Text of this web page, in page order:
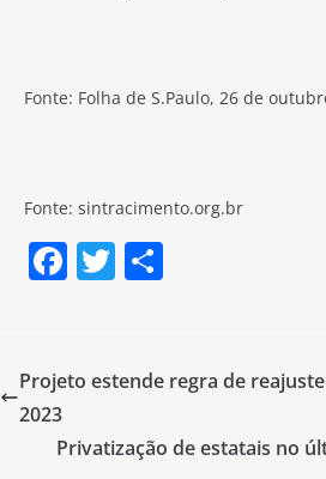
Fonte: Folha de S.Paulo, 26 de
Fonte: sintracimento.org.br
F
e
o
T
er e
Projeto estende regra de
2023
Privatização de estatais no